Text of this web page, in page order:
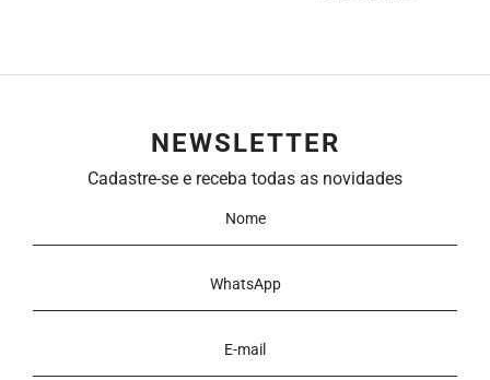
NEWSLETTER
Cadastre-se e receba todas as novidades